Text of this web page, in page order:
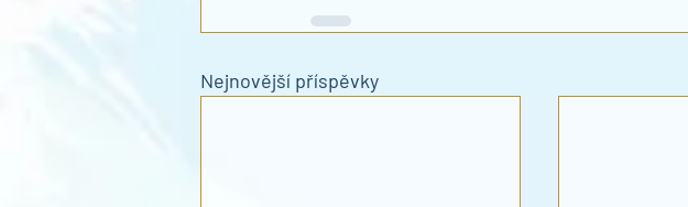
Nejnovější příspěvky